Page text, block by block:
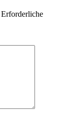
Erforderliche